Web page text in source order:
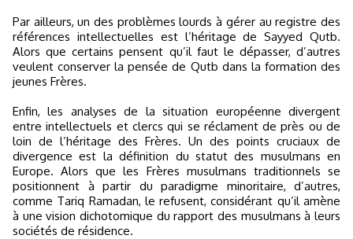
Par ailleurs, un des problèmes lourds à gérer au registre des
références intellectuelles est l’héritage de Sayyed Qutb.
Alors que certains pensent qu’il faut le dépasser, d’autres
veulent conserver la pensée de Qutb dans la formation des
jeunes Frères.
Enfin, les analyses de la situation européenne divergent
entre intellectuels et clercs qui se réclament de près ou de
loin de l’héritage des Frères. Un des points cruciaux de
divergence est la définition du statut des musulmans en
Europe. Alors que les Frères musulmans traditionnels se
positionnent à partir du paradigme minoritaire, d’autres,
comme Tariq Ramadan, le refusent, considérant qu’il amène
à une vision dichotomique du rapport des musulmans à leurs
sociétés de résidence.